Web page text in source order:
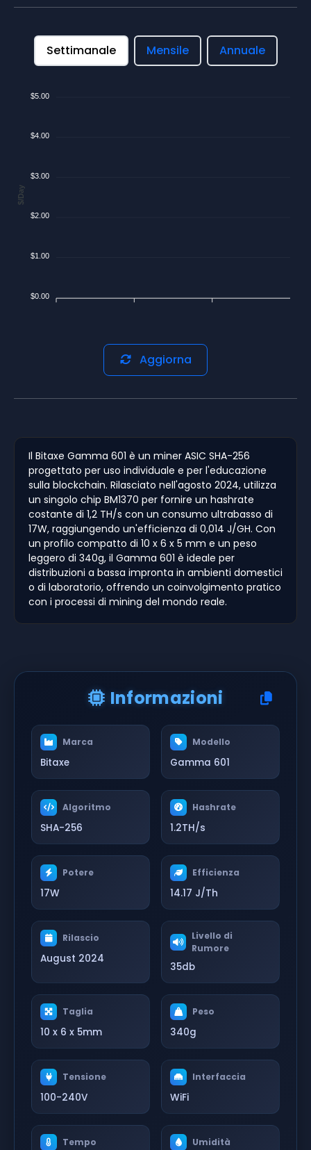
Settimanale Mensile Annuale
$5.00
$4.00
$3.00
$2.00
$1.00
$0.00
$/Day
Aggiorna
Il Bitaxe Gamma 601 è un miner ASIC SHA-256
progettato per uso individuale e per l'educazione
sulla blockchain. Rilasciato nell'agosto 2024, utilizza
un singolo chip BM1370 per fornire un hashrate
costante di 1,2 TH/s con un consumo ultrabasso di
17W, raggiungendo un'efficienza di 0,014 J/GH. Con
un profilo compatto di 10 x 6 x 5 mm e un peso
leggero di 340g, il Gamma 601 è ideale per
distribuzioni a bassa impronta in ambienti domestici
o di laboratorio, offrendo un coinvolgimento pratico
con i processi di mining del mondo reale.
Informazioni
Marca
Bitaxe
Modello
Gamma 601
Algoritmo
SHA-256
Hashrate
1.2TH/s
Potere
17W
Efficienza
14.17 J/Th
Rilascio
August 2024
Livello di
Rumore
35db
Taglia
10 x 6 x 5mm
Peso
340g
Tensione
100-240V
Interfaccia
WiFi
Tempo Umidità